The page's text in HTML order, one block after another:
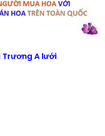
Trương A lưới